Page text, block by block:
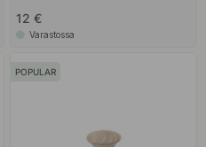
12 €
Varastossa
POPULAR